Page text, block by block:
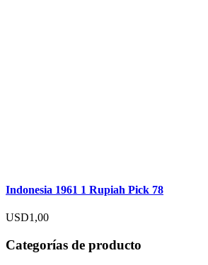
Indonesia 1961 1 Rupiah Pick 78
USD1,00
Categorías de producto